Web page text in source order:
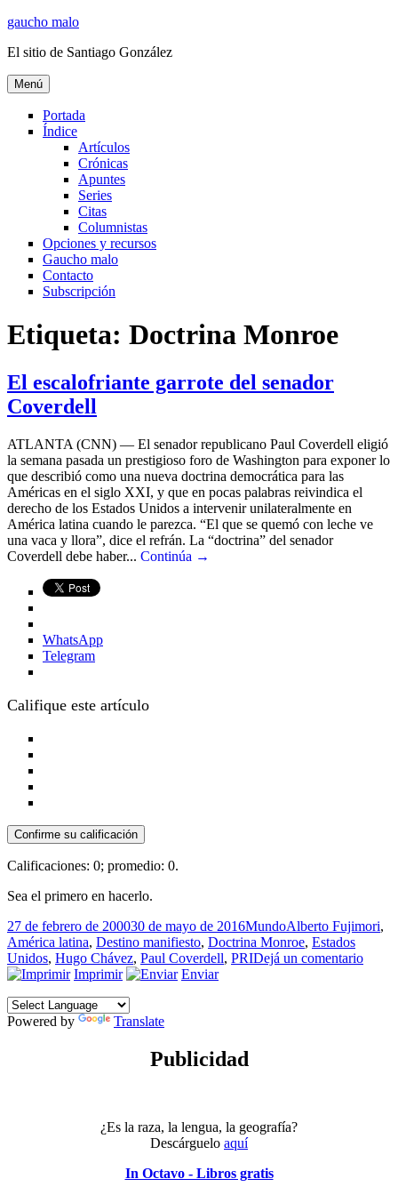
Ir
contenido
gaucho malo
El sitio de Santiago González
Menú
Portada
Índice
Artículos
Crónicas
Apuntes
Series
Citas
Columnistas
Opciones y recursos
Gaucho malo
Contacto
Subscripción
Etiqueta: Doctrina Monroe
El escalofriante garrote del senador
Coverdell
ATLANTA (CNN) — El senador republicano Paul Coverdell eligió
la semana pasada un prestigioso foro de Washington para exponer lo
que describió como una nueva doctrina democrática para las
Américas en el siglo XXI, y que en pocas palabras reivindica el
derecho de los Estados Unidos a intervenir unilateralmente en
América latina cuando le parezca. “El que se quemó con leche ve
una vaca y llora”, dice el refrán. La “doctrina” del senador
Coverdell debe haber... Continúa →
WhatsApp
Telegram
Califique este artículo
Confirme su calificación
Calificaciones: 0; promedio: 0.
Sea el primero en hacerlo.
Publicado
el
27 de febrero de 200030 de mayo de 2016Categorías
MundoEtiquetas
Alberto Fujimori,
América latina, Destino manifiesto, Doctrina Monroe, Estados
Unidos, Hugo Chávez, Paul Coverdell, PRIDejá un comentarioen
Imprimir Enviar
Powered by Translate
Publicidad
¿Es la raza, la lengua, la geografía?
Descárguelo aquí
In Octavo - Libros gratis